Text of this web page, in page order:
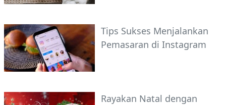
Tips Sukses Menjalankan
Pemasaran di Instagram
Rayakan Natal dengan